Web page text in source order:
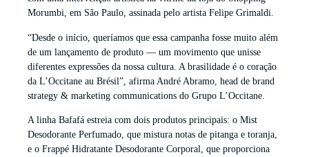
Morumbi, em São Paulo, assinada pelo artista Felipe Grimaldi.
“Desde o início, queríamos que essa campanha fosse muito além
de um lançamento de produto — um movimento que unisse
diferentes expressões da nossa cultura. A brasilidade é o coração
da L’Occitane au Brésil”, afirma André Abramo, head de brand
strategy & marketing communications do Grupo L’Occitane.
A linha Bafafá estreia com dois produtos principais: o Mist
Desodorante Perfumado, que mistura notas de pitanga e toranja,
e o Frappé Hidratante Desodorante Corporal, que proporciona